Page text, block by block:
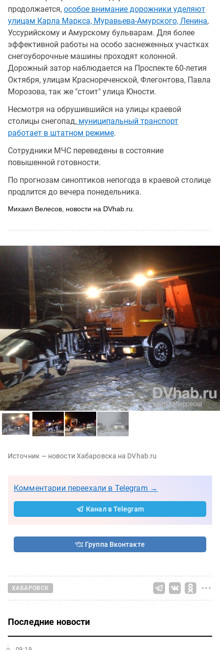
продолжается, особое внимание дорожники уделяют
улицам Карла Маркса, Муравьева-Амурского, Ленина,
Уссурийскому и Амурскому бульварам. Для более
эффективной работы на особо заснеженных участках
снегоуборочные машины проходят колонной.
Дорожный затор наблюдается на Проспекте 60-летия
Октября, улицам Краснореченской, Флегонтова, Павла
Морозова, так же "стоит" улица Юности.
Несмотря на обрушившийся на улицы краевой
столицы снегопад, муниципальный транспорт
работает в штатном режиме.
Сотрудники МЧС переведены в состояние
повышенной готовности.
По прогнозам синоптиков непогода в краевой столице
продлится до вечера понедельника.
Михаил Велесов, новости на DVhab.ru.
Источник — новости Хабаровска на DVhab.ru
Комментарии переехали в Telegram →
Канал в Telegram
Группа Вконтакте
ХАБАРОВСК
Последние новости